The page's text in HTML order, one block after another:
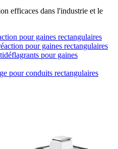
efficaces dans l'industrie et le
pour gaines rectangulaires
pour gaines rectangulaires
pour gaines
pour conduits rectangulaires